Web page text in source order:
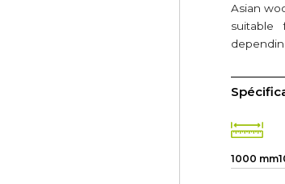
Asian
suitable
1000 mm